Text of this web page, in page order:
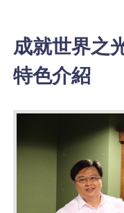
成就世界之
特色介紹